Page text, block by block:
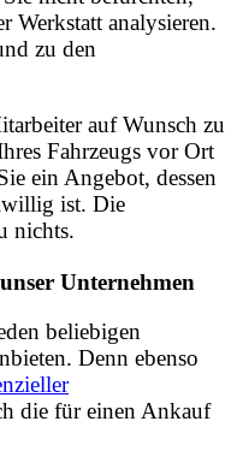
Werkstatt analysieren.
zu den
auf Wunsch zu
Fahrzeugs vor Ort
ein Angebot, dessen
ist. Die
nichts.
Unternehmen
beliebigen
Denn ebenso
die für einen Ankauf